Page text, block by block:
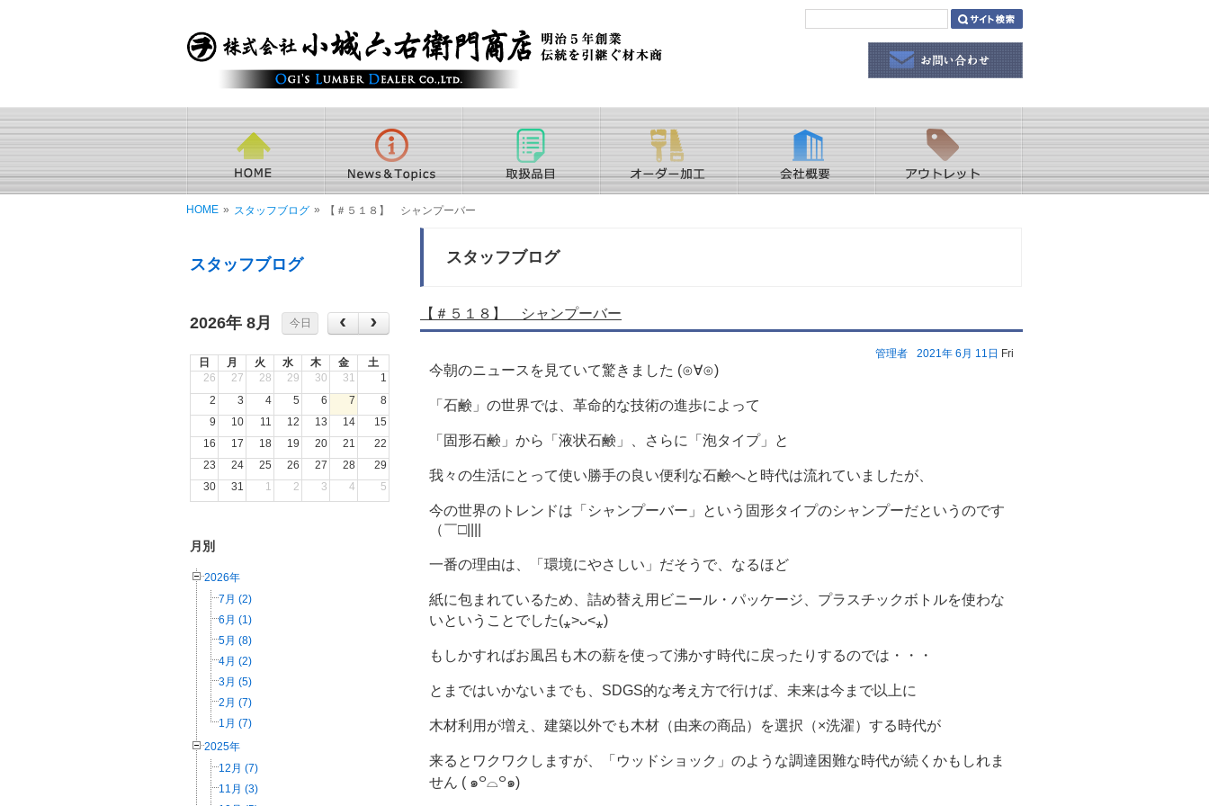
HOME » スタッフブログ » 【＃５１８】 シャンプーバー
スタッフブログ
2026年 8月 今日
日 月 火 水 木 金
土
26
27 28 29 30 31
1
2
3 4 5 6 7
8
9
10 11 12 13 14
15
16
17 18 19 20 21
22
23
24 25 26 27 28
29
30
31 1 2 3 4 5
月別
2026年
7月 (2)
6月 (1)
5月 (8)
4月 (2)
3月 (5)
2月 (7)
1月 (7)
2025年
12月 (7)
11月 (3)
スタッフブログ
【＃５１８】 シャンプーバー
2021年 6月 11日 Fri
管理者
今朝のニュースを見ていて驚きました (⊙∀⊙)
「石鹸」の世界では、革命的な技術の進歩によって
「固形石鹸」から「液状石鹸」、さらに「泡タイプ」と
我々の生活にとって使い勝手の良い便利な石鹸へと時代は流れていましたが、
今の世界のトレンドは「シャンプーバー」という固形タイプのシャンプーだというのです
（￣□||||
一番の理由は、「環境にやさしい」だそうで、なるほど
紙に包まれているため、詰め替え用ビニール・パッケージ、プラスチックボトルを使わな
いということでした(⁎˃ᴗ˂⁎)
もしかすればお風呂も木の薪を使って沸かす時代に戻ったりするのでは・・・
とまではいかないまでも、SDGS的な考え方で行けば、未来は今まで以上に
木材利用が増え、建築以外でも木材（由来の商品）を選択（×洗濯）する時代が
来るとワクワクしますが、「ウッドショック」のような調達困難な時代が続くかもしれま
せん ( ๑꒪⌓꒪๑)